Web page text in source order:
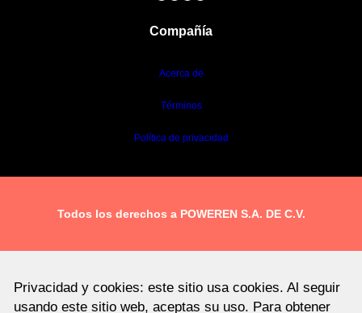
Compañía
Acerca de
Términos
Política de privacidad
Todos los derechos a POWEREN S.A. DE C.V.
Privacidad y cookies: este sitio usa cookies. Al seguir
usando este sitio web, aceptas su uso. Para obtener